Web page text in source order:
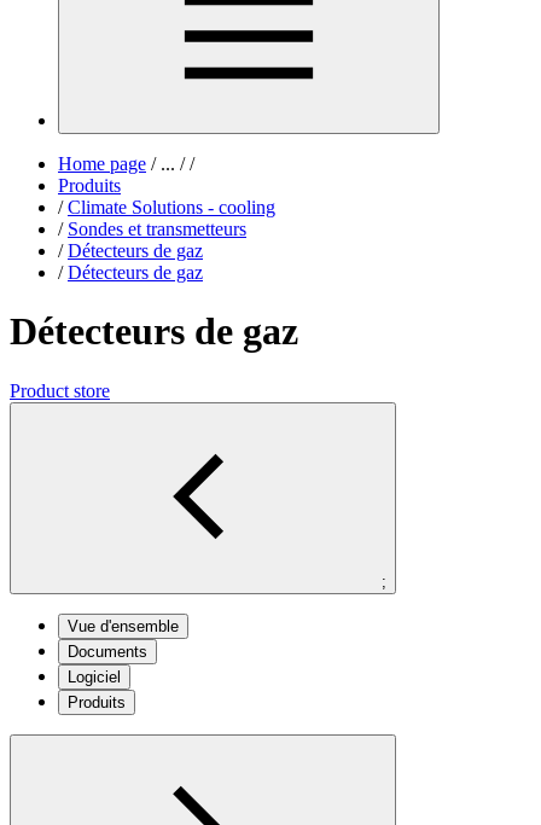
Home page /... / /
Produits
/ Climate Solutions - cooling
/ Sondes et transmetteurs
/ Détecteurs de gaz
/ Détecteurs de gaz
Détecteurs de gaz
Product store
;
Vue d'ensemble
Documents
Logiciel
Produits